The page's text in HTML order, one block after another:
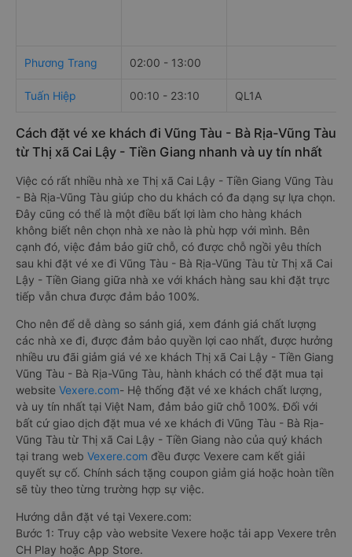
Phương Trang 02:00 - 13:00
Tuấn Hiệp 00:10 - 23:10 QL1A
Cách đặt vé xe khách đi Vũng Tàu - Bà Rịa-Vũng Tàu
từ Thị xã Cai Lậy - Tiền Giang nhanh và uy tín nhất
Việc có rất nhiều nhà xe Thị xã Cai Lậy - Tiền Giang Vũng Tàu
- Bà Rịa-Vũng Tàu giúp cho du khách có đa dạng sự lựa chọn.
Đây cũng có thể là một điều bất lợi làm cho hàng khách
không biết nên chọn nhà xe nào là phù hợp với mình. Bên
cạnh đó, việc đảm bảo giữ chỗ, có được chỗ ngồi yêu thích
sau khi đặt vé xe đi Vũng Tàu - Bà Rịa-Vũng Tàu từ Thị xã Cai
Lậy - Tiền Giang giữa nhà xe với khách hàng sau khi đặt trực
tiếp vẫn chưa được đảm bảo 100%.
Cho nên để dễ dàng so sánh giá, xem đánh giá chất lượng
các nhà xe đi, được đảm bảo quyền lợi cao nhất, được hưởng
nhiều ưu đãi giảm giá vé xe khách Thị xã Cai Lậy - Tiền Giang
Vũng Tàu - Bà Rịa-Vũng Tàu, hành khách có thể đặt mua tại
website Vexere.com- Hệ thống đặt vé xe khách chất lượng,
và uy tín nhất tại Việt Nam, đảm bảo giữ chỗ 100%. Đối với
bất cứ giao dịch đặt mua vé xe khách đi Vũng Tàu - Bà Rịa-
Vũng Tàu từ Thị xã Cai Lậy - Tiền Giang nào của quý khách
tại trang web Vexere.com đều được Vexere cam kết giải
quyết sự cố. Chính sách tặng coupon giảm giá hoặc hoàn tiền
sẽ tùy theo từng trường hợp sự việc.
Hướng dẫn đặt vé tại Vexere.com:
Bước 1: Truy cập vào website Vexere hoặc tải app Vexere trên
CH Play hoặc App Store.